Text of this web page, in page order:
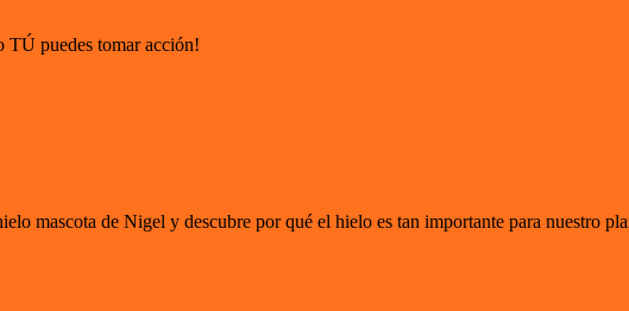
TÚ puedes tomar acción!
mascota de Nigel y descubre por qué el hielo es tan importante para nuestro